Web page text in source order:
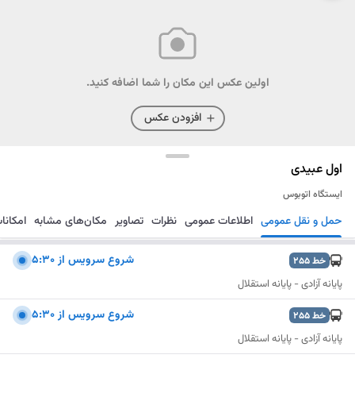
اولین عکس این مکان را شما اضافه کنید.
افزودن عکس
اول عبیدی
ایستگاه اتوبوس
مسیریابی ذخیره ارسال حمل و نقل عمومی اطلاعات عمومی نظرات تصاویر مکان‌های مشابه
خط255 شروع سرويس از 5:30
پایانه آزادی - پایانه استقلال
خط255 شروع سرويس از 5:30
پایانه آزادی - پایانه استقلال